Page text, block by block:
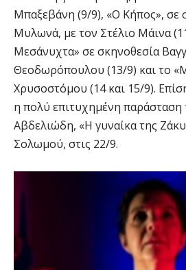
Μπαξεβάνη (9/9), «Ο Κήπος», σε
Μυλωνά, με τον Στέλιο Μάινα
Μεσάνυχτα» σε σκηνοθεσία
Θεοδωρόπουλου (13/9) και το
Χρυσοστόμου (14 και 15/9).
η πολύ επιτυχημένη
Αβδελιώδη, «Η γυναίκα της
Σολωμού, στις 22/9.